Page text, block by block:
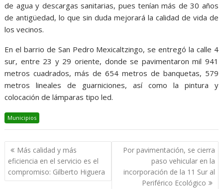
de agua y descargas sanitarias, pues tenían más de 30 años
de antigüedad, lo que sin duda mejorará la calidad de vida de
los vecinos.
En el barrio de San Pedro Mexicaltzingo, se entregó la calle 4
sur, entre 23 y 29 oriente, donde se pavimentaron mil 941
metros cuadrados, más de 654 metros de banquetas, 579
metros lineales de guarniciones, así como la pintura y
colocación de lámparas tipo led.
Municipios
Navegación
de
entradas
Más calidad y más
eficiencia en el servicio es el
compromiso: Gilberto Higuera
Por pavimentación, se cierra
paso vehicular en la
incorporación de la 11 Sur al
Periférico Ecológico